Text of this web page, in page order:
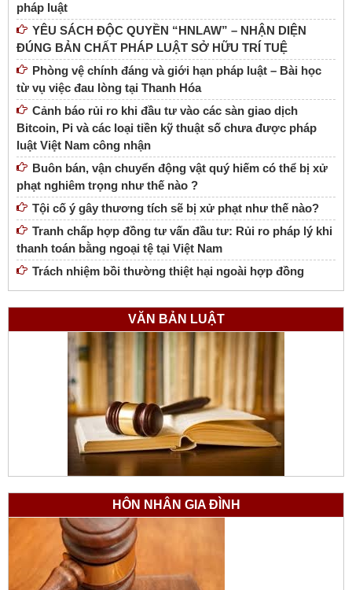
pháp luật
YÊU SÁCH ĐỘC QUYỀN “HNLAW” – NHẬN DIỆN
ĐÚNG BẢN CHẤT PHÁP LUẬT SỞ HỮU TRÍ TUỆ
Phòng vệ chính đáng và giới hạn pháp luật – Bài học
từ vụ việc đau lòng tại Thanh Hóa
Cảnh báo rủi ro khi đầu tư vào các sàn giao dịch
Bitcoin, Pi và các loại tiền kỹ thuật số chưa được pháp
luật Việt Nam công nhận
Buôn bán, vận chuyển động vật quý hiếm có thể bị xử
phạt nghiêm trọng như thế nào ?
Tội cố ý gây thương tích sẽ bị xử phạt như thế nào?
Tranh chấp hợp đồng tư vấn đầu tư: Rủi ro pháp lý khi
thanh toán bằng ngoại tệ tại Việt Nam
Trách nhiệm bồi thường thiệt hại ngoài hợp đồng
VĂN BẢN LUẬT
HÔN NHÂN GIA ĐÌNH